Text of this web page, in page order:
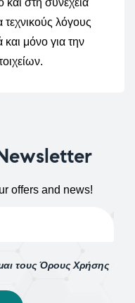
και στη συνέχεια
τεχνικούς λόγους
και μόνο για την
offers and news!
τους Όρους Χρήσης